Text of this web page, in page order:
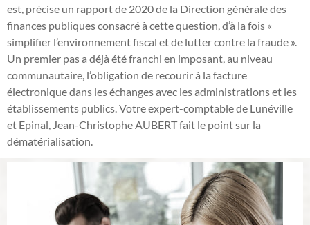
est, précise un rapport de 2020 de la Direction générale des
finances publiques consacré à cette question, d’à la fois «
simplifier l’environnement fiscal et de lutter contre la fraude ».
Un premier pas a déjà été franchi en imposant, au niveau
communautaire, l’obligation de recourir à la facture
électronique dans les échanges avec les administrations et les
établissements publics. Votre expert-comptable de Lunéville
et Epinal, Jean-Christophe AUBERT fait le point sur la
dématérialisation.